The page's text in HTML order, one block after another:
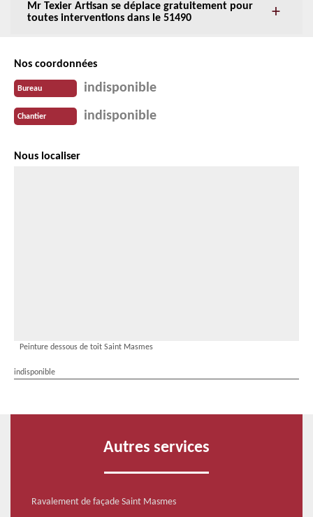
Mr Texier Artisan se déplace gratuitement pour
toutes interventions dans le 51490
Nos coordonnées
Bureau indisponible
Chantier indisponible
Nous localiser
Peinture dessous de toit Saint Masmes
indisponible
Autres services
Ravalement de façade Saint Masmes